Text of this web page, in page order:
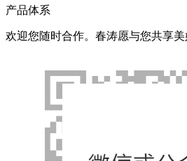
产品体系
欢迎您随时合作。春涛愿与您共享美